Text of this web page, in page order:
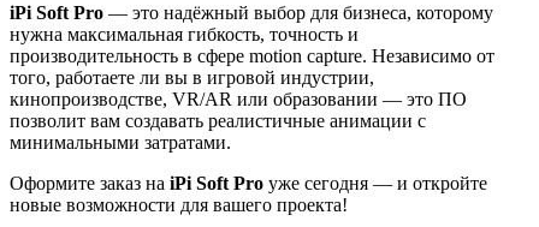
iPi Soft Pro — это надёжный выбор для бизнеса, которому
нужна максимальная гибкость, точность и
производительность в сфере motion capture. Независимо от
того, работаете ли вы в игровой индустрии,
кинопроизводстве, VR/AR или образовании — это ПО
позволит вам создавать реалистичные анимации с
минимальными затратами.
Оформите заказ на iPi Soft Pro уже сегодня — и откройте
новые возможности для вашего проекта!